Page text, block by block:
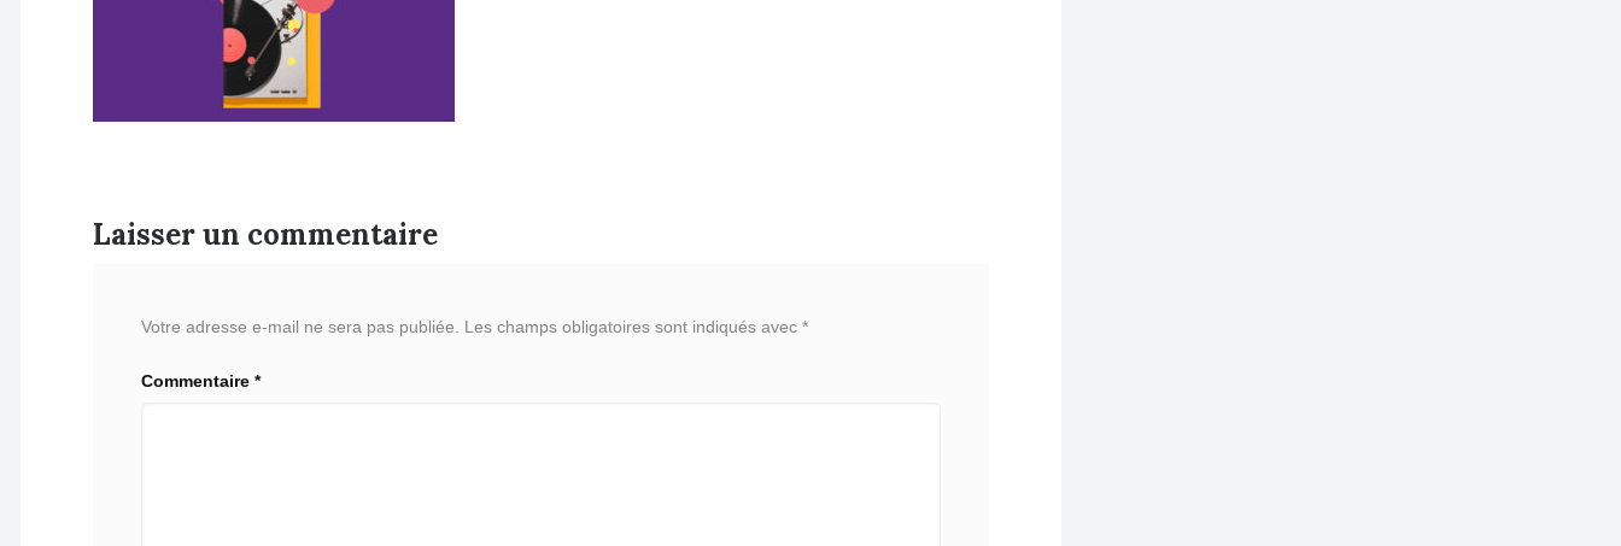
Laisser un commentaire
Votre adresse e-mail ne sera pas publiée. Les champs obligatoires sont indiqués avec *
Commentaire *